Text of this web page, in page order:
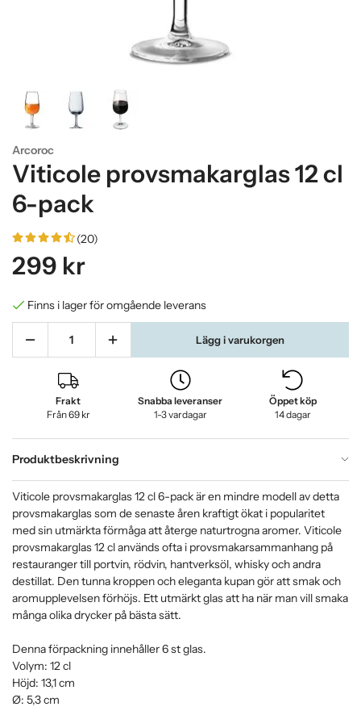
Arcoroc
Viticole provsmakarglas 12 cl
6-pack
(20)
299 kr
Finns i lager för omgående leverans
Lägg i varukorgen
Frakt
Från 69 kr
Snabba leveranser
1-3 vardagar
Öppet köp
14 dagar
Produktbeskrivning
Viticole provsmakarglas 12 cl 6-pack är en mindre modell av detta
provsmakarglas som de senaste åren kraftigt ökat i popularitet
med sin utmärkta förmåga att återge naturtrogna aromer. Viticole
provsmakarglas 12 cl används ofta i provsmakarsammanhang på
restauranger till portvin, rödvin, hantverksöl, whisky och andra
destillat. Den tunna kroppen och eleganta kupan gör att smak och
aromupplevelsen förhöjs. Ett utmärkt glas att ha när man vill smaka
många olika drycker på bästa sätt.
Denna förpackning innehåller 6 st glas.
Volym: 12 cl
Höjd: 13,1 cm
Ø: 5,3 cm